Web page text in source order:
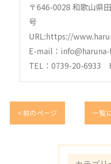
〒646-0028 和歌山県
号
URL:https://
E-mail：
TEL：0739-20-6933
< 前のページ 一覧